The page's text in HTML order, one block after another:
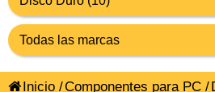
Inicio /Componentes para PC /